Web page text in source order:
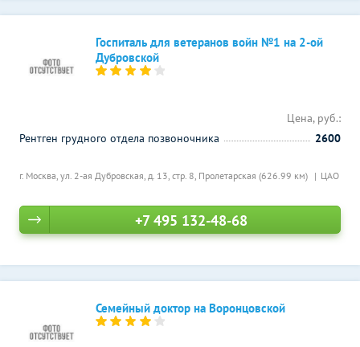
Госпиталь для ветеранов войн №1 на 2-ой
Дубровской
г. Москва, ул. 2-ая Дубровская, д. 13, стр. 8, Пролетарская (626.99 км) ЦАО
Цена, руб.:
Рентген грудного отдела позвоночника
2600
+7 495 132-48-68
Семейный доктор на Воронцовской